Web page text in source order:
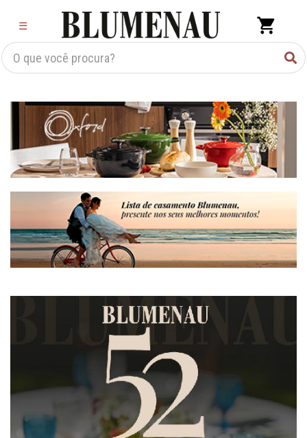
☰
Criar Lista×
Organização
Cozinha
Eletros
Mesa
Cama e banho
Móveis
Conosco